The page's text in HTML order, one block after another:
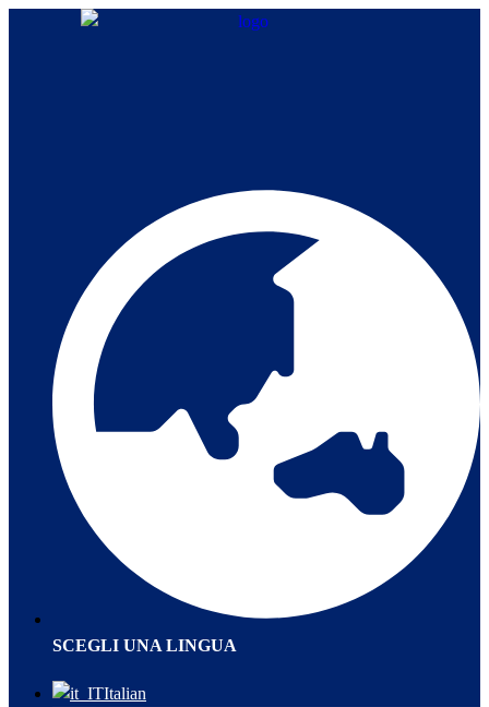
SCEGLI UNA LINGUA
Italian